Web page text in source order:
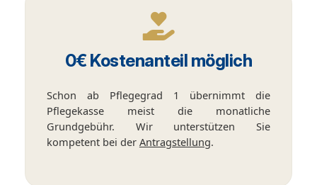
0€ Kostenanteil möglich
Schon ab Pflegegrad 1 übernimmt die
Pflegekasse meist die monatliche
Grundgebühr. Wir unterstützen Sie
kompetent bei der Antragstellung.